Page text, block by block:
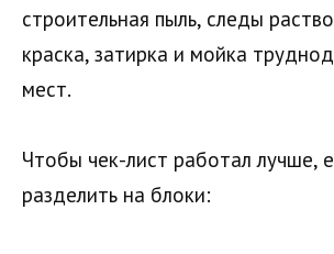
строительная пыль, следы
краска, затирка и мойка
мест.
Чтобы чек-лист работал лучше,
разделить на блоки: